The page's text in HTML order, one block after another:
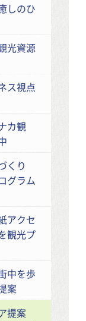
しのひ
光資源
ス視点
カ観
くり
グラム
アクセ
観光プ
中を歩
案
提案